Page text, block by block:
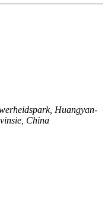
Huangyan-
China